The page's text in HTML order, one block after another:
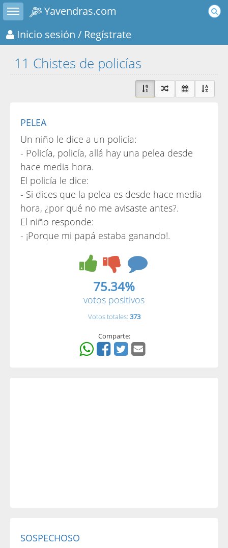
Toggle sidebar
Yavendras.com
Inicio sesión / Regístrate
11 Chistes de policías
PELEA
Un niño le dice a un policía:
- Policía, policía, allá hay una pelea desde
hace media hora.
El policía le dice:
- Si dices que la pelea es desde hace media
hora, ¿por qué no me avisaste antes?.
El niño responde:
- ¡Porque mi papá estaba ganando!.
75.34%
votos positivos
Votos totales: 373
Comparte:
SOSPECHOSO